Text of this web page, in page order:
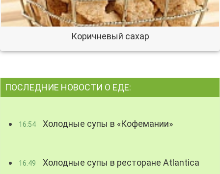
Коричневый сахар
ПОСЛЕДНИЕ НОВОСТИ О ЕДЕ:
16:54 Холодные супы в «Кофемании»
16:49 Холодные супы в ресторане Atlantica